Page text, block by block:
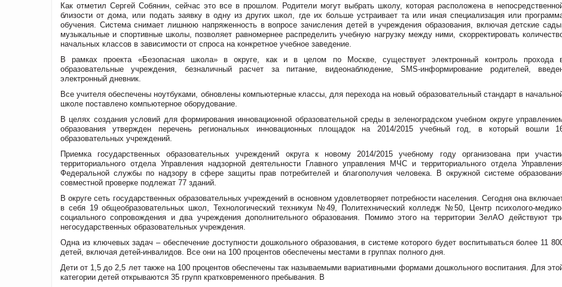
Как отметил Сергей Собянин, сейчас это все в прошлом. Родители могут выбрать школу, которая расположена в
близости от дома, или подать заявку в одну из других школ, где их больше устраивает та или иная специализация или
обучения. Система снимает лишнюю напряженность в вопросе зачисления детей в учреждения образования, включая детские сады,
музыкальные и спортивные школы, позволяет равномернее распределить учебную нагрузку между ними, скорректировать
начальных классов в зависимости от спроса на конкретное учебное заведение.
В рамках проекта «Безопасная школа» в округе, как и в целом по Москве, существует электронный контроль прохода
образовательные учреждения, безналичный расчет за питание, видеонаблюдение, SMS-информирование родителей,
электронный дневник.
Все учителя обеспечены ноутбуками, обновлены компьютерные классы, для перехода на новый образовательный стандарт в
школе поставлено компьютерное оборудование.
В целях создания условий для формирования инновационной образовательной среды в зеленоградском учебном округе
образования утвержден перечень региональных инновационных площадок на 2014/2015 учебный год, в который вошли
образовательных учреждений.
Приемка государственных образовательных учреждений округа к новому 2014/2015 учебному году организована при
территориального отдела Управления надзорной деятельности Главного управления МЧС и территориального отдела
Федеральной службы по надзору в сфере защиты прав потребителей и благополучия человека. В окружной системе
совместной проверке подлежат 77 зданий.
В округе сеть государственных образовательных учреждений в основном удовлетворяет потребности населения. Сегодня она
в себя 19 общеобразовательных школ, Технологический техникум №49, Политехнический колледж №50, Центр психолого-
социального сопровождения и два учреждения дополнительного образования. Помимо этого на территории ЗелАО действуют
негосударственных образовательных учреждения.
Одна из ключевых задач – обеспечение доступности дошкольного образования, в системе которого будет воспитываться более 11
детей, включая детей-инвалидов. Все они на 100 процентов обеспечены местами в группах полного дня.
Дети от 1,5 до 2,5 лет также на 100 процентов обеспечены так называемыми вариативными формами дошкольного воспитания. Для
категории детей открываются 35 групп кратковременного пребывания. В